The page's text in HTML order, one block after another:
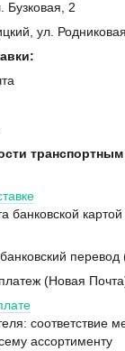
2
ул.
банковской
перевод
(Новая
соответствие
ассортименту